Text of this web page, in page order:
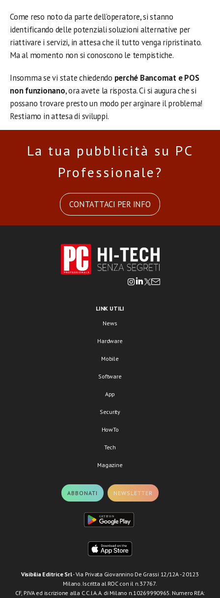
Come reso noto da parte dell’operatore, si stanno
identificando delle potenziali soluzioni alternative per
riattivare i servizi, in attesa che il tutto venga ripristinato.
Ma al momento non si conoscono le tempistiche.
Insomma se vi state chiedendo perché Bancomat e POS
non funzionano, ora avete la risposta. Ci si augura che si
possano trovare presto un modo per arginare il problema!
Restiamo in attesa di sviluppi.
La tua pubblicità su PC
Professionale?
CONTATTACI PER INFO
LINK UTILI
News
Hardware
Mobile
Software
App
Security
HowTo
Tech
Magazine
ABBONATI NEWSLETTER
Visibilia Editrice Srl- Via Privata Giovannino De Grassi 12/12A - 20123
Milano. Iscritta al ROC con il n.37767.
CF, P.IVA ed iscrizione alla C.C.I.A.A. di Milano n.10269990965. Numero REA: